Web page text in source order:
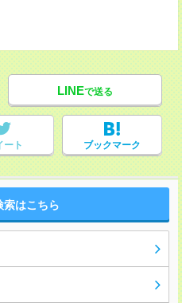
LINEで送る
ート ブックマーク
索はこちら